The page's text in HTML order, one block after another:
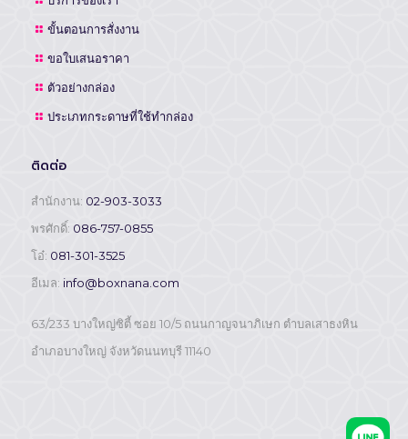
ขั้นตอนการสั่งงาน
ขอใบเสนอราคา
ตัวอย่างกล่อง
ประเภทกระดาษที่ใช้ทำกล่อง
ติดต่อ
สำนักงาน: 02-903-3033
พรศักดิ์: 086-757-0855
โอ๋: 081-301-3525
อีเมล: info@boxnana.com
63/233 บางใหญ่ซิตี้ ซอย 10/5 ถนนกาญจนาภิเษก ตำบลเสาธงหิน
อำเภอบางใหญ่ จังหวัดนนทบุรี 11140